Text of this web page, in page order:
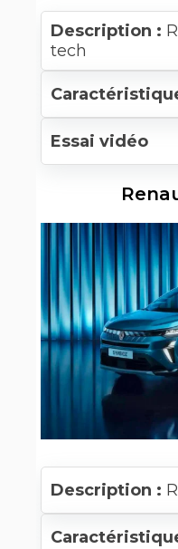
Description :
tech
Essai vidéo
Description :